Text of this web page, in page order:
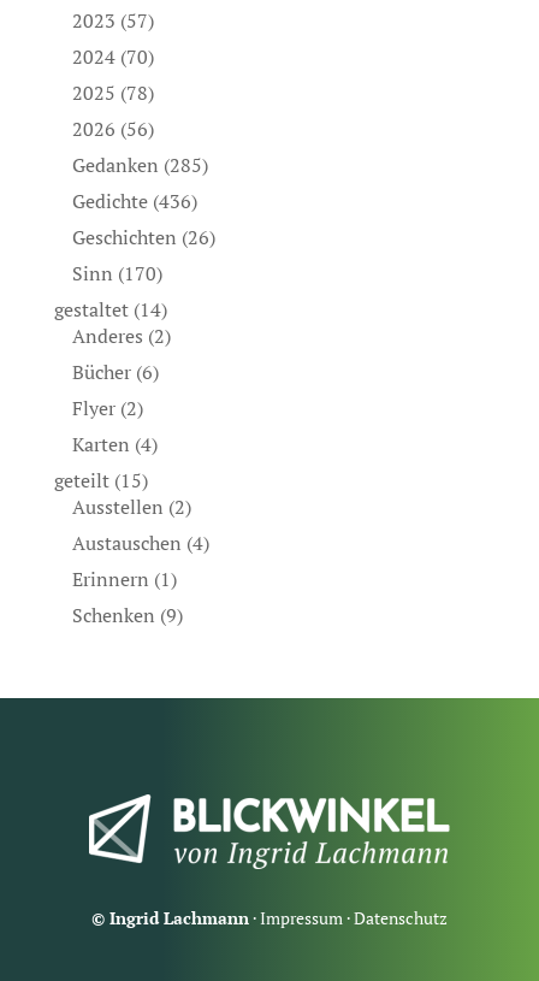
2023 (57)
2024(70)
2025 (78)
2026 (56)
Gedanken (285)
Gedichte(436)
Geschichten (26)
Sinn (170)
gestaltet(14)
Anderes (2)
Bücher(6)
Flyer(2)
Karten (4)
geteilt(15)
Ausstellen (2)
Austauschen (4)
Erinnern (1)
Schenken (9)
© Ingrid Lachmann·Impressum·Datenschutz